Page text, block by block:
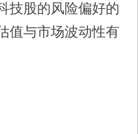
技股的风险偏好的
值与市场波动性有